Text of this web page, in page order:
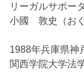
リーガルサポー
小國 敦史（おぐ
1988年兵庫県神
関西学院大学法